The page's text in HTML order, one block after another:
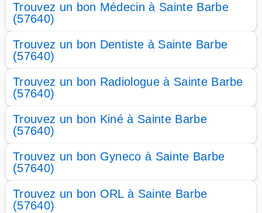
Trouvez un bon Médecin à Sainte Barbe
(57640)
Trouvez un bon Dentiste à Sainte Barbe
(57640)
Trouvez un bon Radiologue à Sainte Barbe
(57640)
Trouvez un bon Kiné à Sainte Barbe
(57640)
Trouvez un bon Gyneco à Sainte Barbe
(57640)
Trouvez un bon ORL à Sainte Barbe
(57640)